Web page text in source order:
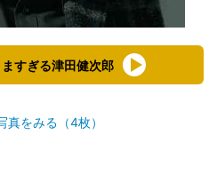
ますぎる津田健次郎
真をみる（4枚）